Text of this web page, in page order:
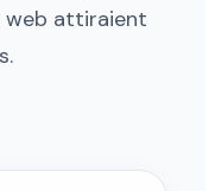
web attiraient